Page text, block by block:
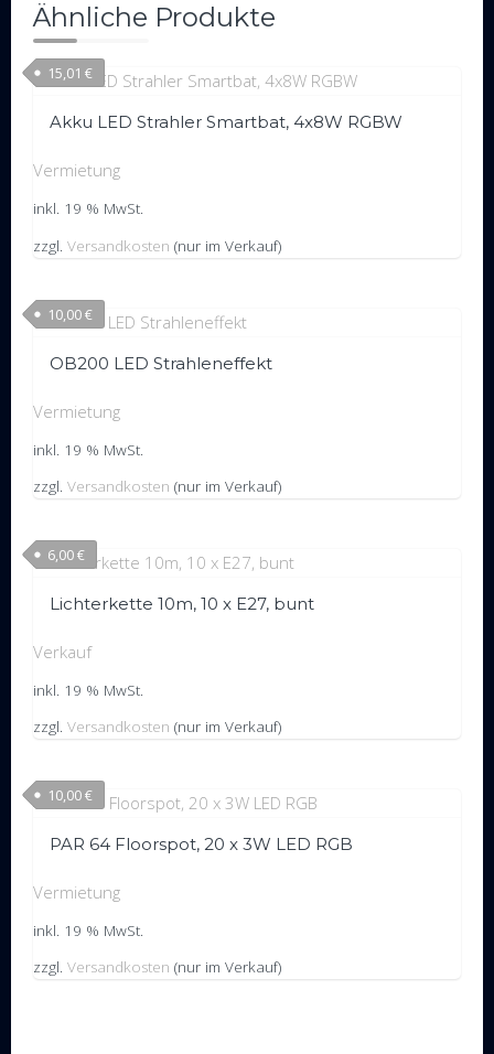
Ähnliche Produkte
Akku LED Strahler Smartbat, 4x8W RGBW
15,01 €
Vermietung
inkl. 19 % MwSt.
zzgl. Versandkosten (nur im Verkauf)
OB200 LED Strahleneffekt
10,00€
Vermietung
inkl. 19 % MwSt.
zzgl. Versandkosten (nur im Verkauf)
Lichterkette 10m, 10 x E27, bunt
6,00€
Verkauf
inkl. 19 % MwSt.
zzgl. Versandkosten (nur im Verkauf)
PAR 64 Floorspot, 20 x 3W LED RGB
10,00€
Vermietung
inkl. 19 % MwSt.
zzgl. Versandkosten (nur im Verkauf)